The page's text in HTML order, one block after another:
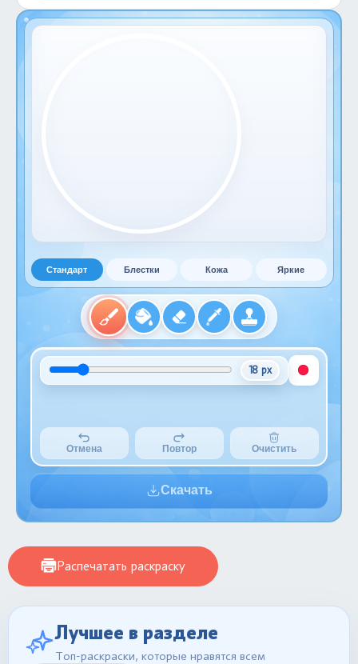
Стандарт Блестки Кожа Яркие
18 px
Отмена Повтор Очистить
Скачать
Распечатать раскраску
Лучшее в разделе
Топ-раскраски, которые нравятся всем